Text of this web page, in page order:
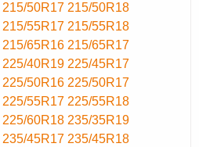
215/50R17 215/50R18
215/55R17 215/55R18
215/65R16 215/65R17
225/40R19 225/45R17
225/50R16 225/50R17
225/55R17 225/55R18
225/60R18 235/35R19
235/45R17 235/45R18